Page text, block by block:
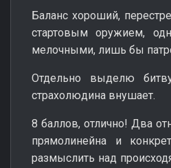
Баланс хороший,
стартовым оружием,
мелочными, лишь бы
Отдельно выделю
страхолюдина внушает.
8 баллов, отлично! Два
прямолинейна и
размыслить над